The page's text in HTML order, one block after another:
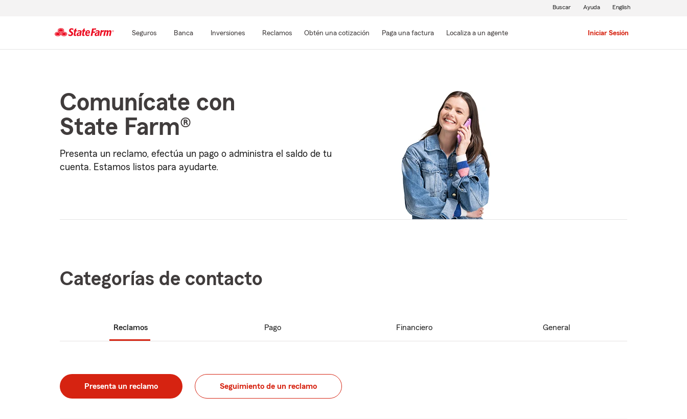
contenido
Seguros Banca Inversiones Reclamos Obtén una cotización Paga una factura Localiza a un agente Iniciar Sesión
Buscar Ayuda English
Comunícate con
State Farm®
Presenta un reclamo, efectúa un pago o administra el saldo de tu
cuenta. Estamos listos para ayudarte.
Categorías de contacto
Reclamos Pago Financiero General
Presenta un reclamo Seguimiento de un reclamo